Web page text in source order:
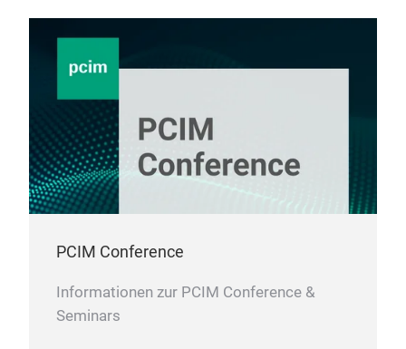
PCIM Conference
Informationen zur PCIM Conference &
Seminars